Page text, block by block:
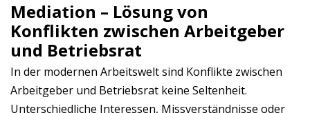
Mediation – Lösung von
Konflikten zwischen Arbeitgeber
und Betriebsrat
In der modernen Arbeitswelt sind Konflikte zwischen
Arbeitgeber und Betriebsrat keine Seltenheit.
Unterschiedliche Interessen, Missverständnisse oder